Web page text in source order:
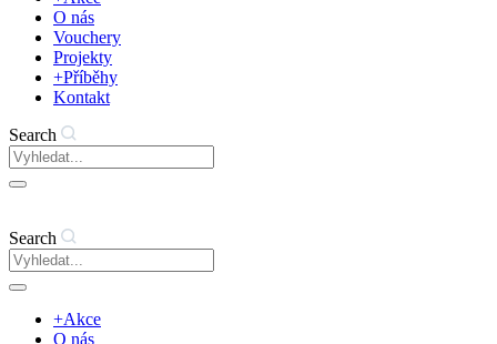
O nás
Vouchery
Projekty
+Příběhy
Kontakt
Search
Search
+Akce
O nás